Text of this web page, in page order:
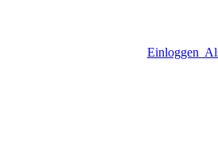
Einloggen
Kopieren Sie
DIASHOW
LIES